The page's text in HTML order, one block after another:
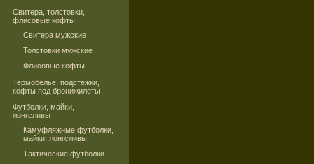
Свитера, толстовки,
флисовые кофты
Свитера мужские
Толстовки мужские
Флисовые кофты
Термобелье, подстежки,
кофты под бронижилеты
Футболки, майки,
лонгсливы
Камуфляжные футболки,
майки, лонгсливы
Тактические футболки